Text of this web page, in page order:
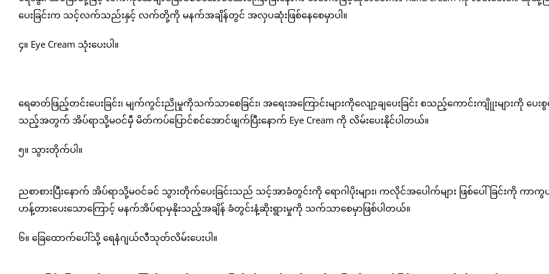
ပေးခြင်းက သင့်လက်သည်းနှင့် လက်တို့ကို မနက်အချိန်တွင် အလှပဆုံးဖြစ်နေစေမှာပါ။
၄။ Eye Cream သုံးပေးပါ။
ရေဓာတ်ဖြည့်တင်းပေးခြင်း၊ မျက်ကွင်းညိုမှုကိုသက်သာစေခြင်း၊ အရေးအကြောင်းများကိုလျော့ချပေးခြင်း စသည့်ကောင်းကျိုုးများကို ပေးစွ
သည့်အတွက် အိပ်ရာသို့မဝင်မှီ မိတ်ကပ်ပြောင်စင်အောင်ဖျက်ပြီးနောက် Eye Cream ကို လိမ်းပေးနိုင်ပါတယ်။
၅။ သွားတိုက်ပါ။
ညစာစားပြီးနောက် အိပ်ရာသို့မဝင်ခင် သွားတိုက်ပေးခြင်းသည် သင့်အာခံတွင်းကို ရောဂါပိုးများ၊ ကလိုင်အပေါက်များ ဖြစ်ပေါ်ခြင်းကို ကာ
ဟန့်တားပေးသောကြောင့် မနက်အိပ်ရာမှနိုးသည့်အချိန် ခံတွင်းနံ့ဆိုးရွားမှုကို သက်သာစေမှာဖြစ်ပါတယ်။
၆။ ခြေထောက်ပေါ်သို့ ရေနံဂျယ်လီသုတ်လိမ်းပေးပါ။